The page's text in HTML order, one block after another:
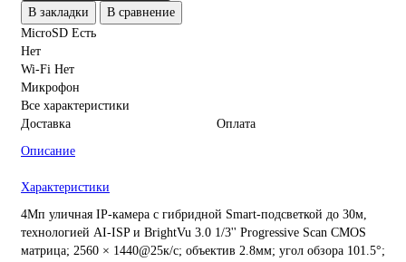
В закладки
В сравнение
MicroSD Есть
Нет
Wi-Fi Нет
Микрофон
Все характеристики
Доставка
Оплата
Описание
Характеристики
4Мп уличная IP-камера с гибридной Smart-подсветкой до 30м,
технологией AI-ISP и BrightVu 3.0 1/3'' Progressive Scan CMOS
матрица; 2560 × 1440@25к/с; объектив 2.8мм; угол обзора 101.5°;